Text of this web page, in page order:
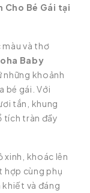
Cho Bé Gái tại
và thơ
Baby
những khoảnh
bé gái. Với
tắn, khung
tích tràn đầy
xinh, khoác lên
hợp cùng phụ
và đáng